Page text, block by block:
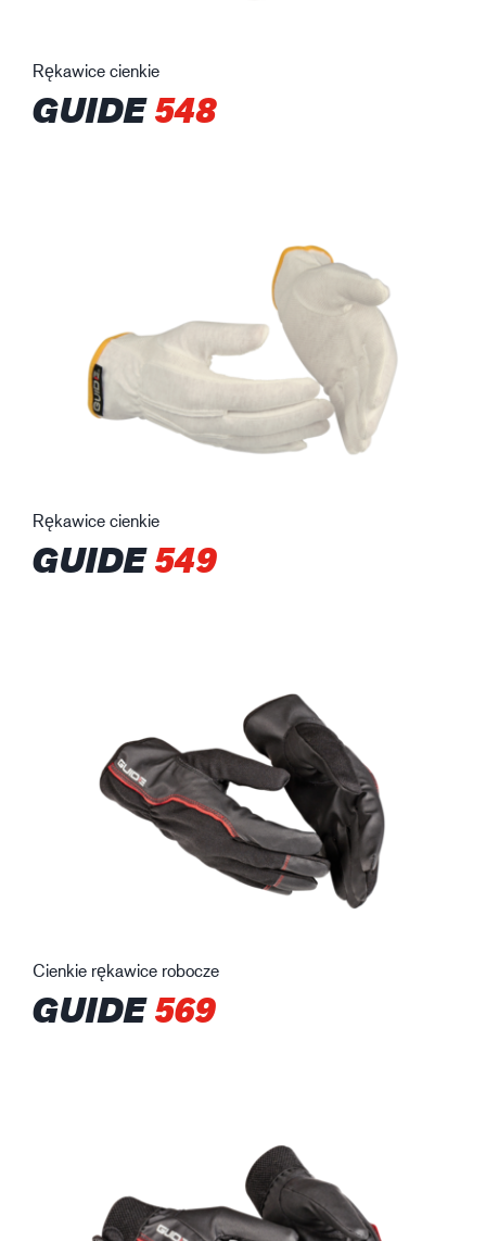
Rękawice cienkie
GUIDE548
Rękawice cienkie
GUIDE549
Cienkie rękawice robocze
GUIDE569